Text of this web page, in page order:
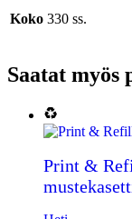
Koko 330 ss.
Saatat myös
Print &